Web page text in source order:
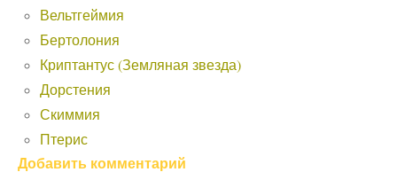
Вельтгеймия
Бертолония
Криптантус (Земляная звезда)
Дорстения
Скиммия
Птерис
Добавить комментарий